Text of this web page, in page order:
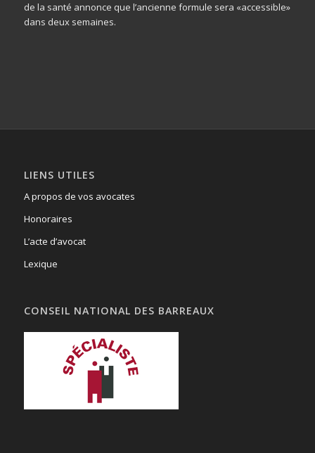
de la santé annonce que l’ancienne formule sera «accessible»
dans deux semaines.
LIENS UTILES
A propos de vos avocates
Honoraires
L’acte d’avocat
Lexique
CONSEIL NATIONAL DES BARREAUX